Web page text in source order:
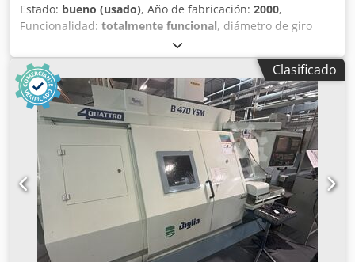
Estado: bueno (usado), Año de fabricación: 2000,
Funcionalidad: totalmente funcional, diámetro de giro
210 mm
mm, diámetro de giro:330 mm, agujero del husillo:40
mm, velocidad del cabezal (máx.):3,500 rpm, potencia del
motor del husillo:7 W, Equipamiento:documentación /
manual
, Año de fabricación: 2000 Longitud de torneado:
1000 mm Diámetro de torneado sobre bancada: 330 mm
Diámetro sobre carro transversal: 210 mm Distancia entre
puntos: 1000 mm Tipo de control: FANUC Nariz del husillo:
Camlock D1-4 Diámetro interior del husillo: 40 mm
Velocidad máxima del husillo: 3500 rpm Potencia del motor
del husillo: 7,5 kW Dodoxd Aigopfx Aixskr Dimensiones
(Largo x Ancho x Alto): 2100,0 × 1200,0 × 1600,0 mm Peso:
1200 kg
Clasificado